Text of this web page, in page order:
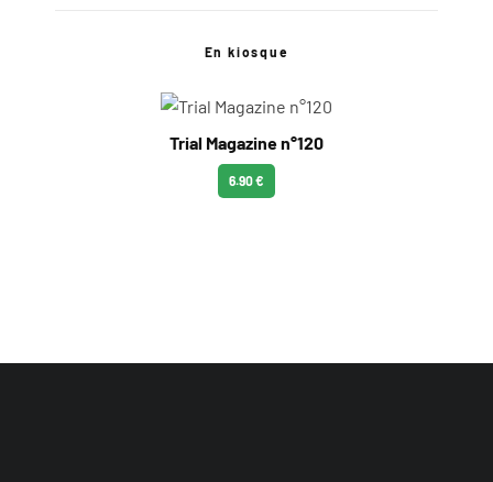
En kiosque
Trial Magazine n°120
6.90 €